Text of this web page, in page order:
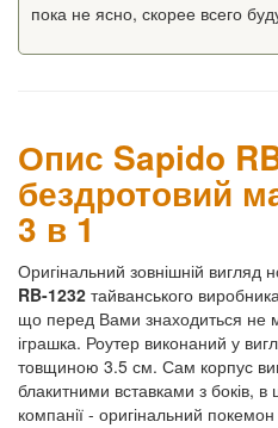
пока не ясно, скорее всего
Опис Sapido
бездротовий
3 в 1
Оригінальний зовнішній вигляд
RB-1232 тайванського
що перед Вами знаходиться не
іграшка. Роутер виконаний у
товщиною 3.5 см. Сам корпус
блакитними вставками з боків, в
компанії - оригінальний